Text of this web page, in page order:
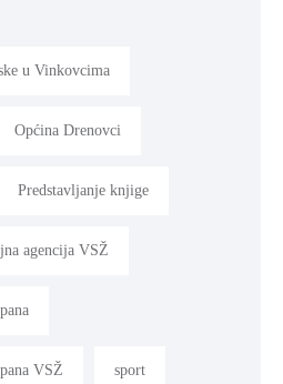
u Vinkovcima
Općina Drenovci
Predstavljanje knjige
agencija VSŽ
VSŽ sport